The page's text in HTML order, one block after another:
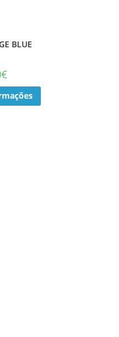
BLUE
€